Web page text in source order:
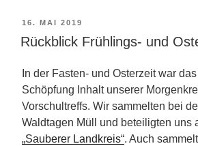
VERÖFFENTLICHT
AM
16. MAI 2019
Rückblick Frühlings- und
In der Fasten- und Osterzeit war
Schöpfung Inhalt unserer
Vorschultreffs. Wir sammelten bei
Waldtagen Müll und beteiligten uns
„Sauberer Landkreis“. Auch